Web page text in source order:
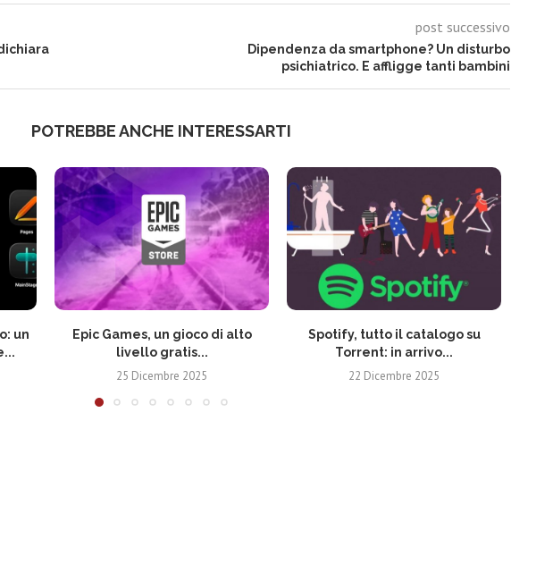
post successivo
Dipendenza da smartphone? Un disturbo
psichiatrico. E affligge tanti bambini
POTREBBE ANCHE INTERESSARTI
un
Epic Games, un gioco di alto
livello gratis...
25 Dicembre 2025
Spotify, tutto il catalogo su
Torrent: in arrivo...
22 Dicembre 2025